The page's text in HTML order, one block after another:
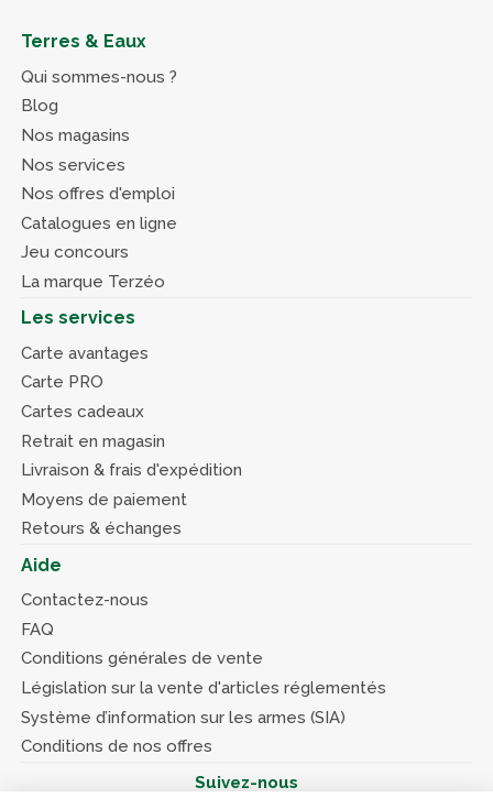
Terres & Eaux
Qui sommes-nous ?
Blog
Nos magasins
Nos services
Nos offres d'emploi
Catalogues en ligne
Jeu concours
La marque Terzéo
Les services
Carte avantages
Carte PRO
Cartes cadeaux
Retrait en magasin
Livraison & frais d'expédition
Moyens de paiement
Retours & échanges
Aide
Contactez-nous
FAQ
Conditions générales de vente
Législation sur la vente d'articles réglementés
Système d’information sur les armes (SIA)
Conditions de nos offres
Suivez-nous